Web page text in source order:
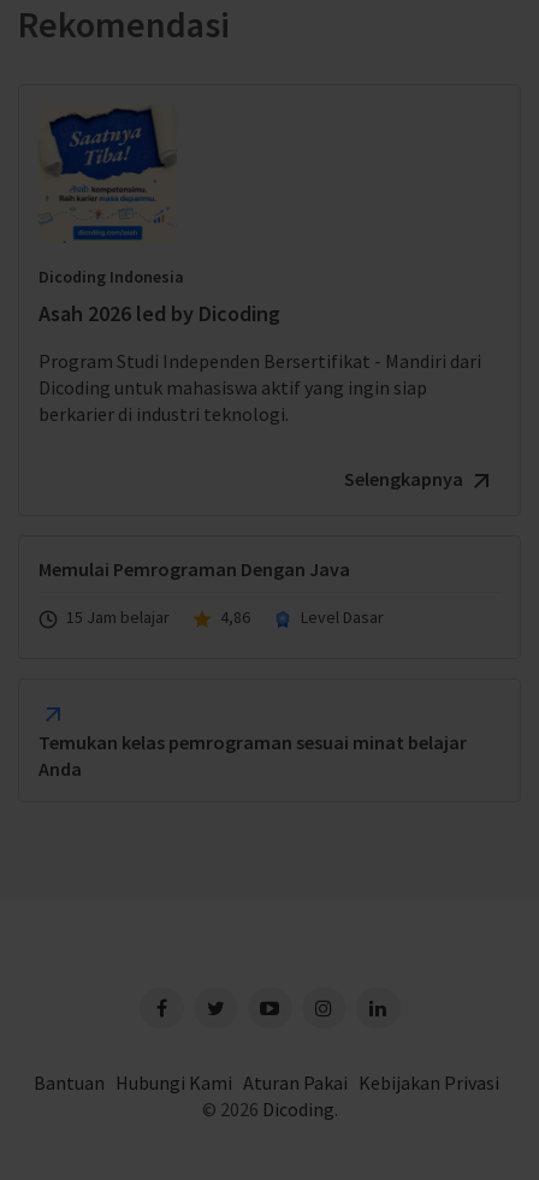
Rekomendasi
Dicoding Indonesia
Asah 2026 led by Dicoding
Program Studi Independen Bersertifikat - Mandiri dari
Dicoding untuk mahasiswa aktif yang ingin siap
berkarier di industri teknologi.
Selengkapnya
Memulai Pemrograman Dengan Java
15 Jam belajar 4,86 Level Dasar
Temukan kelas pemrograman sesuai minat belajar
Anda
Bantuan Hubungi Kami Aturan Pakai Kebijakan Privasi
© 2026 Dicoding.